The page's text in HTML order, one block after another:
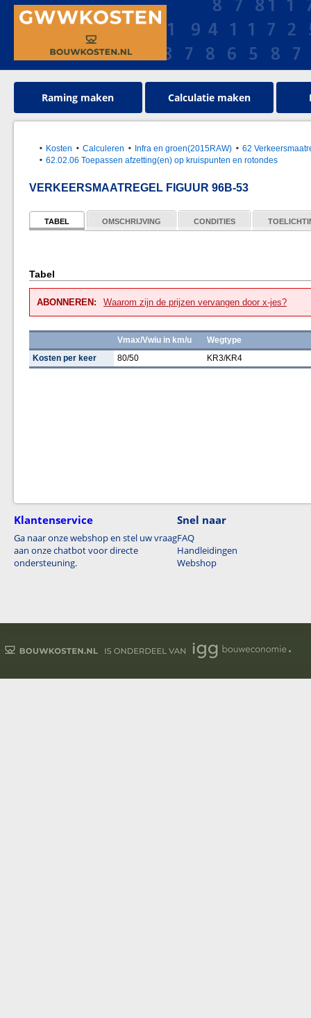
Raming maken Calculatie maken
Kosten Calculeren Infra en groen(2015RAW)
62
62.02.06 Toepassen afzetting(en) op kruispunten en rotondes
VERKEERSMAATREGEL FIGUUR 96B-53
TABEL OMSCHRIJVING CONDITIES
Tabel
ABONNEREN: Waarom zijn de prijzen vervangen door x-jes?
Vmax/Vwiu in km/u
Wegtype
Kosten per keer
80/50 KR3/KR4
Klantenservice
Ga naar onze webshop en stel uw vraag
aan onze chatbot voor directe
ondersteuning.
Snel naar
FAQ
Handleidingen
Webshop